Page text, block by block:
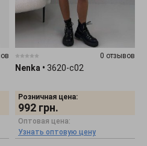
0 отзывов
Nenka • 3620-c02
Розничная цена:
992 грн.
Оптовая цена:
Узнать оптовую цену